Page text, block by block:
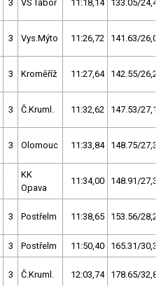
3 VS Tábor 11:18,14 133.05/24,4
3 Vys.Mýto 11:26,72 141.63/26,0
3 Kroměříž 11:27,64 142.55/26,2
3 Č.Kruml. 11:32,62 147.53/27,1
3 Olomouc 11:33,84 148.75/27,3
KK
Opava
11:34,00 148.91/27,3
3 Postřelm 11:38,65 153.56/28,2
3 Postřelm 11:50,40 165.31/30,3
3 Č.Kruml. 12:03,74 178.65/32,8